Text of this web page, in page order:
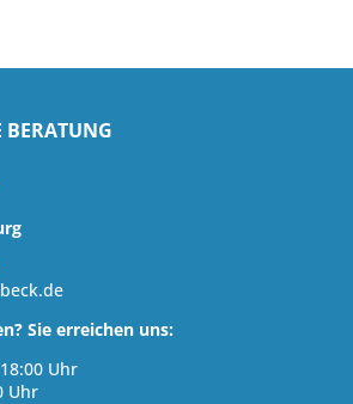
BERATUNG
Sie erreichen uns:
Uhr
Uhr